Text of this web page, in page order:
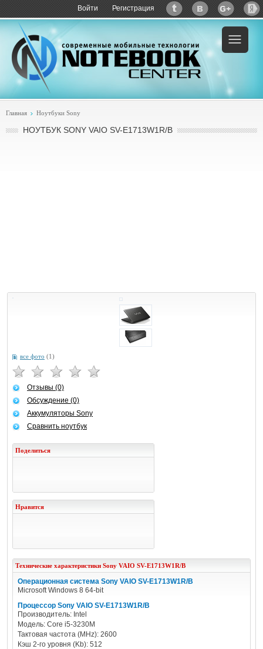
Войти Регистрация
Пример:купить Sony VAIO SV-E1713W1R/B
Главная Ноутбуки Sony
НОУТБУК SONY VAIO SV-E1713W1R/B
все фото (1)
Отзывы (0)
Обсуждение (0)
Аккумуляторы Sony
Сравнить ноутбук
Поделиться
Нравится
Технические характеристики Sony VAIO SV-E1713W1R/B
Операционная система Sony VAIO SV-E1713W1R/B
Microsoft Windows 8 64-bit
Процессор Sony VAIO SV-E1713W1R/B
Производитель: Intel
Модель: Core i5-3230M
Тактовая частота (MHz): 2600
Кэш 2-го уровня (Kb): 512